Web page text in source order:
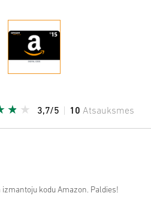
3,7/5 10 Atsauksmes
kodu Amazon. Paldies!